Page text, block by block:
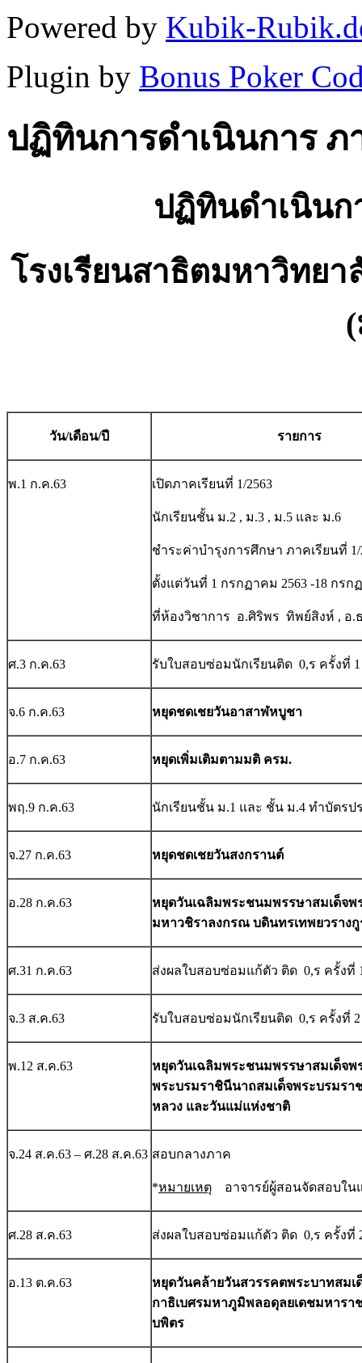
Powered by Kubik-
Plugin by Bonus Poker
ปฏิทินการดำเนินการ ภ
ปฏิทินดำเนินก
โรงเรียนสาธิตมหาวิทย
วัน/เดือน/ปี รายการ
พ.1 ก.ค.63 เปิดภาคเรียนที่ 1/2563
นักเรียนชั้น ม.2 , ม.3 , ม.5 และ ม.6
ชำระค่าบำรุงการศึกษา ภาคเรียนที่
ตั้งแต่วันที่ 1 กรกฏาคม 2563 -18 กรก
ที่ห้องวิชาการ อ.ศิริพร ทิพย์สิงห์ , อ
ศ.3 ก.ค.63 รับใบสอบซ่อมนักเรียนติด 0,ร ครั้งที่ 1
จ.6 ก.ค.63 หยุดชดเชยวันอาสาฬหบูชา
อ.7 ก.ค.63 หยุดเพิ่มเติมตามมติ ครม.
พฤ.9 ก.ค.63 นักเรียนชั้น ม.1 และ ชั้น ม.4 ทำบัตรป
จ.27 ก.ค.63 หยุดชดเชยวันสงกรานต์
อ.28 ก.ค.63 หยุดวันเฉลิมพระชนมพรรษาสมเด็จพ
มหาวชิราลงกรณ บดินทรเทพยวรางกู
ศ.31 ก.ค.63 ส่งผลใบสอบซ่อมแก้ตัว ติด 0,ร ครั้งที่
จ.3 ส.ค.63 รับใบสอบซ่อมนักเรียนติด 0,ร ครั้งที่ 2
พ.12 ส.ค.63
หยุดวันเฉลิมพระชนมพรรษาสมเด็จพ
พระบรมราชินีนาถสมเด็จพระบรมร
หลวง และวันแม่แห่งชาติ
จ.24 ส.ค.63 – ศ.28 ส.ค.63 สอบกลางภาค
*หมายเหตุ อาจารย์ผู้สอนจัดสอบใน
ศ.28 ส.ค.63 ส่งผลใบสอบซ่อมแก้ตัว ติด 0,ร ครั้งที่
อ.13 ต.ค.63
หยุดวันคล้ายวันสวรรคตพระบาทสมเ
กาธิเบศรมหาภูมิพลอดุลยเดชมหารา
บพิตร